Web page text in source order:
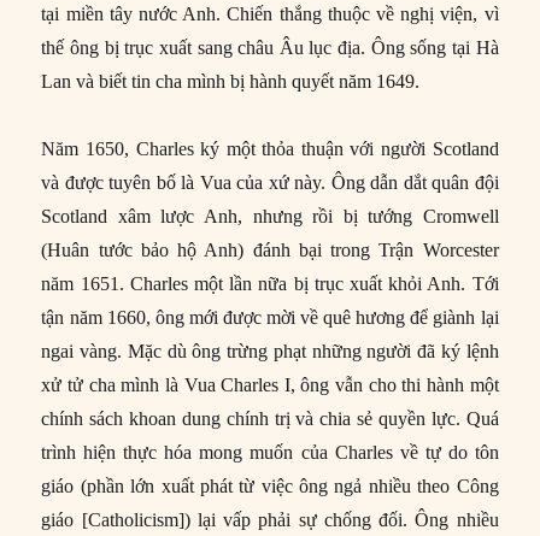
tại miền tây nước Anh. Chiến thắng thuộc về nghị viện, vì
thế ông bị trục xuất sang châu Âu lục địa. Ông sống tại Hà
Lan và biết tin cha mình bị hành quyết năm 1649.
Năm 1650, Charles ký một thỏa thuận với người Scotland
và được tuyên bố là Vua của xứ này. Ông dẫn dắt quân đội
Scotland xâm lược Anh, nhưng rồi bị tướng Cromwell
(Huân tước bảo hộ Anh) đánh bại trong Trận Worcester
năm 1651. Charles một lần nữa bị trục xuất khỏi Anh. Tới
tận năm 1660, ông mới được mời về quê hương để giành lại
ngai vàng. Mặc dù ông trừng phạt những người đã ký lệnh
xử tử cha mình là Vua Charles I, ông vẫn cho thi hành một
chính sách khoan dung chính trị và chia sẻ quyền lực. Quá
trình hiện thực hóa mong muốn của Charles về tự do tôn
giáo (phần lớn xuất phát từ việc ông ngả nhiều theo Công
giáo [Catholicism]) lại vấp phải sự chống đối. Ông nhiều